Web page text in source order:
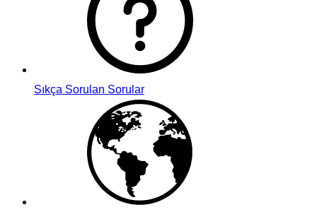
Sıkça Sorulan Sorular